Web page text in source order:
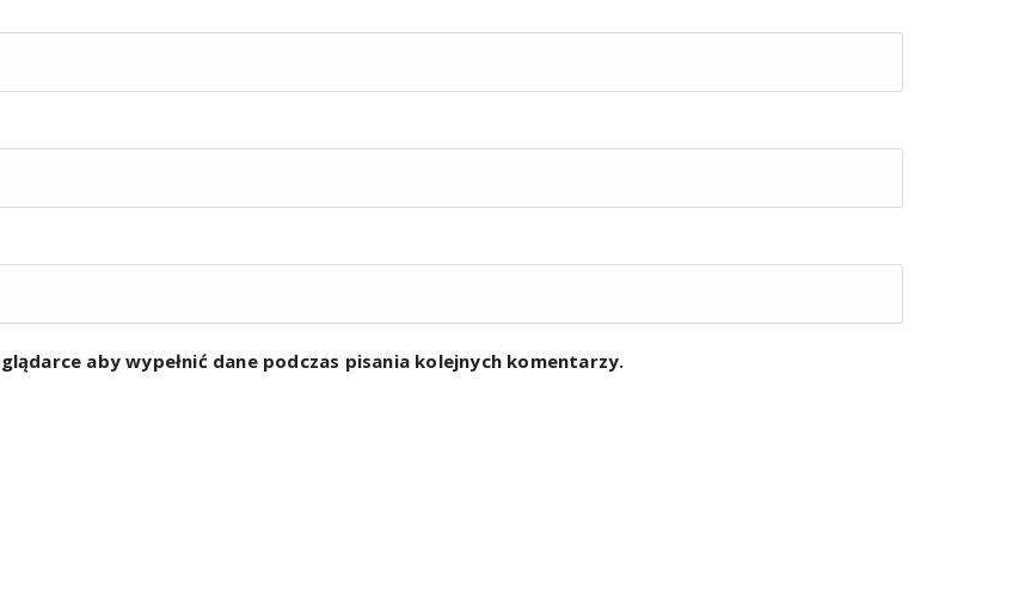
aby wypełnić dane podczas pisania kolejnych komentarzy.